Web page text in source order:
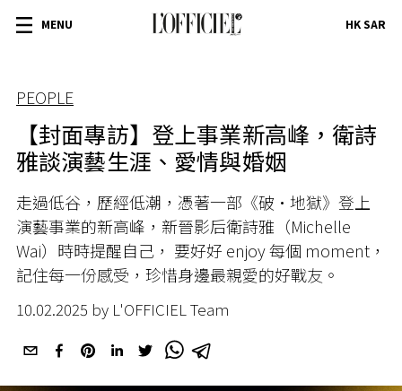
MENU HK SAR
PEOPLE
【封面專訪】登上事業新高峰，衛詩
雅談演藝生涯、愛情與婚姻
走過低谷，歷經低潮，憑著一部《破·地獄》登上
演藝事業的新高峰，新晉影后衛詩雅（Michelle
Wai）時時提醒自己， 要好好 enjoy 每個 moment，
記住每一份感受，珍惜身邊最親愛的好戰友。
10.02.2025 by L'OFFICIEL Team